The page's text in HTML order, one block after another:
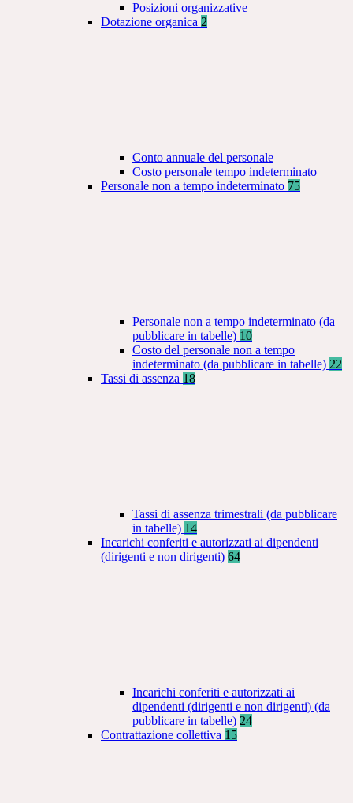
Posizioni organizzative
Dotazione organica 2
Conto annuale del personale
Costo personale tempo indeterminato
Personale non a tempo indeterminato 75
Personale non a tempo indeterminato (da
pubblicare in tabelle) 10
Costo del personale non a tempo
indeterminato (da pubblicare in tabelle) 22
Tassi di assenza 18
Tassi di assenza trimestrali (da pubblicare
in tabelle) 14
Incarichi conferiti e autorizzati ai dipendenti
(dirigenti e non dirigenti) 64
Incarichi conferiti e autorizzati ai
dipendenti (dirigenti e non dirigenti) (da
pubblicare in tabelle) 24
Contrattazione collettiva 15